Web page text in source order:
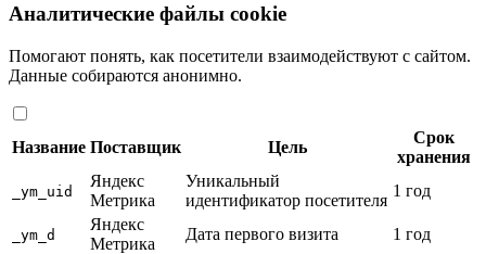
Аналитические файлы cookie
Помогают понять, как посетители взаимодействуют с сайтом.
Данные собираются анонимно.
Название Поставщик Цель
Срок
хранения
_ym_uid
Яндекс
Метрика
Уникальный
идентификатор посетителя
1 год
_ym_d
Яндекс
Метрика
Дата первого визита 1 год